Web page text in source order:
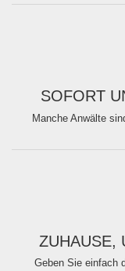
SOFORT
Manche Anwälte
ZUHAUSE,
Geben Sie einfach